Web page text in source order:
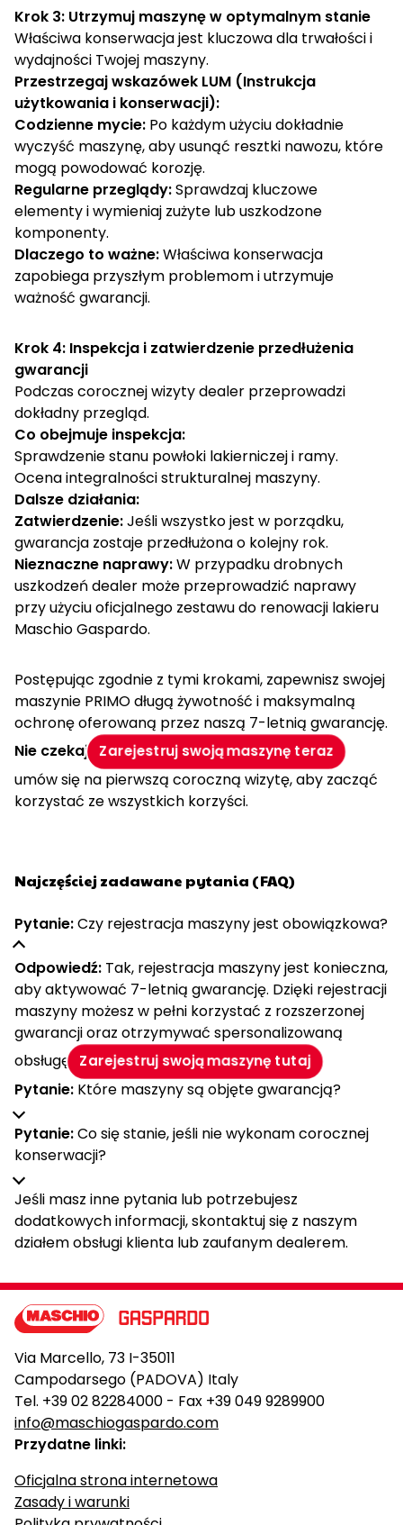
Krok 3: Utrzymuj maszynę w optymalnym stanie
Właściwa konserwacja jest kluczowa dla trwałości i
wydajności Twojej maszyny.
Przestrzegaj wskazówek LUM (Instrukcja
użytkowania i konserwacji):
Codzienne mycie: Po każdym użyciu dokładnie
wyczyść maszynę, aby usunąć resztki nawozu, które
mogą powodować korozję.
Regularne przeglądy:Sprawdzaj kluczowe
elementy i wymieniaj zużyte lub uszkodzone
komponenty.
Dlaczego to ważne:Właściwa konserwacja
zapobiega przyszłym problemom i utrzymuje
ważność gwarancji.
Krok 4: Inspekcja i zatwierdzenie przedłużenia
gwarancji
Podczas corocznej wizyty dealer przeprowadzi
dokładny przegląd.
Co obejmuje inspekcja:
Sprawdzenie stanu powłoki lakierniczej i ramy.
Ocena integralności strukturalnej maszyny.
Dalsze działania:
Zatwierdzenie:Jeśli wszystko jest w porządku,
gwarancja zostaje przedłużona o kolejny rok.
Nieznaczne naprawy:W przypadku drobnych
uszkodzeń dealer może przeprowadzić naprawy
przy użyciu oficjalnego zestawu do renowacji lakieru
Maschio Gaspardo.
Postępując zgodnie z tymi krokami, zapewnisz swojej
maszynie PRIMO długą żywotność i maksymalną
ochronę oferowaną przez naszą 7-letnią gwarancję.
Nie czekaj!
Zarejestruj swoją maszynę teraz
umów się na pierwszą coroczną wizytę, aby zacząć
korzystać ze wszystkich korzyści.
Najczęściej zadawane pytania (FAQ)
Pytanie:Czy rejestracja maszyny jest obowiązkowa?
Odpowiedź: Tak, rejestracja maszyny jest konieczna,
aby aktywować 7-letnią gwarancję. Dzięki rejestracji
maszyny możesz w pełni korzystać z rozszerzonej
gwarancji oraz otrzymywać spersonalizowaną
obsługę.
Zarejestruj swoją maszynę tutaj
Pytanie: Które maszyny są objęte gwarancją?
Pytanie:Co się stanie, jeśli nie wykonam corocznej
konserwacji?
Jeśli masz inne pytania lub potrzebujesz
dodatkowych informacji, skontaktuj się z naszym
działem obsługi klienta lub zaufanym dealerem.
Via Marcello, 73 I-35011
Campodarsego (PADOVA) Italy
Tel. +39 02 82284000 - Fax +39 049 9289900
info@maschiogaspardo.com
Przydatne linki:
Oficjalna strona internetowa
Zasady i warunki